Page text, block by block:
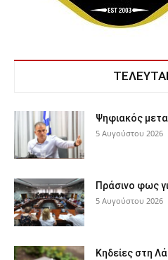
Ψηφιακός
5 Αυγούστου 2026
Πράσινο φως
5 Αυγούστου 2026
Κηδείες στη